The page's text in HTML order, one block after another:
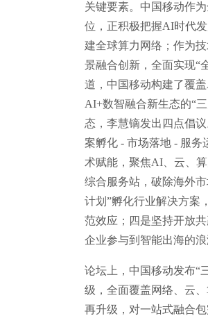
关键要素。中国移动作
位，正积极把握AI时代
建全球算力网络；作为
景融合创新，全面实现“
道，中国移动构建了覆
AI+数智融合新生态的“
态，李慧镝发出四点倡
案孵化 - 市场落地 - 服务
术赋能，聚焦AI、云、
综合服务站，破除海外
计划”孵化行业解决方案
范效应；四是坚持开放
企业参与到智能出海的
论坛上，中国移动发布“
级，全面覆盖网络、云
再升级，对一站式融合